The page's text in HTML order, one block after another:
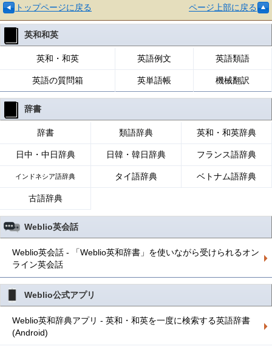
トップページに戻る ページ上部に戻る
英和和英
英和・和英 英語例文 英語類語
英語の質問箱 英単語帳 機械翻訳
辞書
辞書 類語辞典 英和・和英辞典
日中・中日辞典 日韓・韓日辞典 フランス語辞典
インドネシア語辞典 タイ語辞典 ベトナム語辞典
古語辞典
Weblio英会話
Weblio英会話 - 「Weblio英和辞書」を使いながら受けられるオン
ライン英会話
Weblio公式アプリ
Weblio英和辞典アプリ - 英和・和英を一度に検索する英語辞書
(Android)